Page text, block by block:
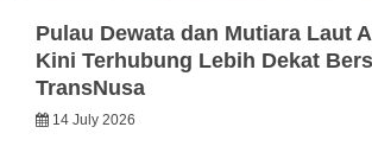
Pulau Dewata dan Mutiara Laut
Kini Terhubung Lebih Dekat
TransNusa
14 July 2026